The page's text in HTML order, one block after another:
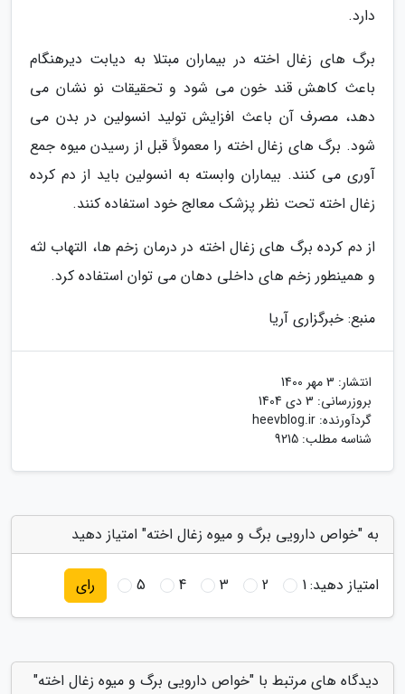
دارد.
برگ های زغال اخته در بیماران مبتلا به دیابت دیرهنگام
باعث کاهش قند خون می شود و تحقیقات نو نشان می
دهد، مصرف آن باعث افزایش تولید انسولین در بدن می
شود. برگ های زغال اخته را معمولاً قبل از رسیدن میوه جمع
آوری می کنند. بیماران وابسته به انسولین باید از دم کرده
زغال اخته تحت نظر پزشک معالج خود استفاده کنند.
از دم کرده برگ های زغال اخته در درمان زخم ها، التهاب لثه
و همینطور زخم های داخلی دهان می توان استفاده کرد.
منبع: خبرگزاری آریا
انتشار: 3 مهر 1400
بروزرسانی: 3 دی 1404
گردآورنده: heevblog.ir
شناسه مطلب: 9215
به "خواص دارویی برگ و میوه زغال اخته" امتیاز دهید
امتیاز دهید:1
2
3
4
5 رای
دیدگاه های مرتبط با "خواص دارویی برگ و میوه زغال اخته"